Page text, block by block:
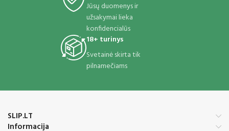
Jūsų duomenys ir
užsakymai lieka
konfidencialūs
18+ turinys
Svetainė skirta tik
pilnamečiams
SLIP.LT
Informacija